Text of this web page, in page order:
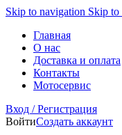
Skip to navigation Skip to
Главная
О нас
Доставка и оплата
Контакты
Мотосервис
Вход / Регистрация
ВойтиСоздать аккаунт